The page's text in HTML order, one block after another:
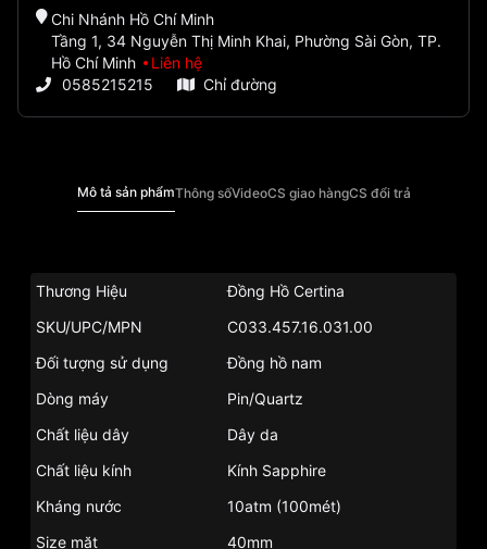
Chi Nhánh Hồ Chí Minh
Tầng 1, 34 Nguyễn Thị Minh Khai, Phường Sài Gòn, TP.
Hồ Chí Minh
Liên hệ
0585215215
Chỉ đường
Mô tả sản phẩmThông sốVideoCS giao hàngCS đổi trả
Thương Hiệu
Đồng Hồ Certina
SKU/UPC/MPN
C033.457.16.031.00
Đối tượng sử dụng
Đồng hồ nam
Dòng máy
Pin/Quartz
Chất liệu dây
Dây da
Chất liệu kính
Kính Sapphire
Kháng nước
10atm (100mét)
Size mặt
40mm